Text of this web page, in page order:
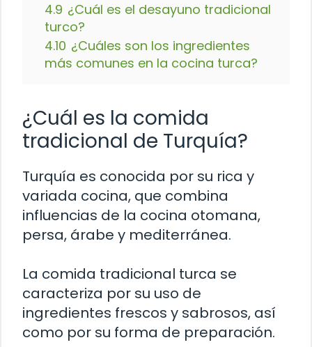
4.9 ¿Cuál es el desayuno tradicional
turco?
4.10 ¿Cuáles son los ingredientes
más comunes en la cocina turca?
¿Cuál es la comida
tradicional de Turquía?
Turquía es conocida por su rica y
variada cocina, que combina
influencias de la cocina otomana,
persa, árabe y mediterránea.
La comida tradicional turca se
caracteriza por su uso de
ingredientes frescos y sabrosos, así
como por su forma de preparación.